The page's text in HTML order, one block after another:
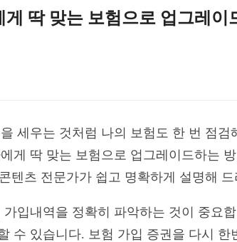
딱 맞는 보험으로 업그레이
세우는 것처럼 나의 보험도 한 번 점검
게 딱 맞는 보험으로 업그레이드하는
텐츠 전문가가 쉽고 명확하게 설명해
입내역을 정확히 파악하는 것이 중요
수 있습니다. 보험 가입 증권을 다시 한